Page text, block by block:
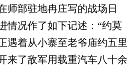
师部驻地冉庄写的战场日
情况作了如下记述：“约莫
着从小寨至老爷庙约五里
来了敌军用载重汽车八十余